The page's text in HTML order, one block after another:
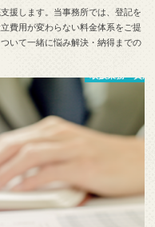
援します。当事務所では、登記を
費用が変わらない料金体系をご提
いて一緒に悩み解決・納得までの